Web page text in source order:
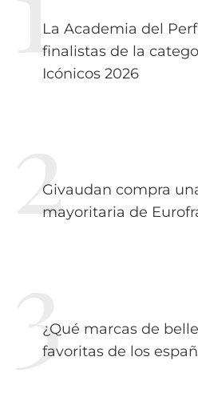
La Academia del
finalistas de la
Icónicos 2026
Givaudan compra
mayoritaria de
¿Qué marcas de
favoritas de los